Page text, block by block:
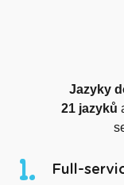
Jazyky
21 jazyků
Full-